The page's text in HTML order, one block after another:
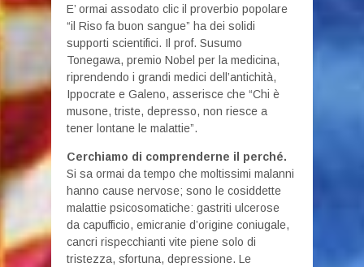
E’ ormai assodato clic il proverbio popolare
“il Riso fa buon sangue” ha dei solidi
supporti scientifici. Il prof. Susumo
Tonegawa, premio Nobel per la medicina,
riprendendo i grandi medici dell’antichità,
Ippocrate e Galeno, asserisce che “Chi è
musone, triste, depresso, non riesce a
tener lontane le malattie”.
Cerchiamo di comprenderne il perché.
Si sa ormai da tempo che moltissimi malanni
hanno cause nervose; sono le cosiddette
malattie psicosomatiche: gastriti ulcerose
da capufficio, emicranie d’origine coniugale,
cancri rispecchianti vite piene solo di
tristezza, sfortuna, depressione. Le